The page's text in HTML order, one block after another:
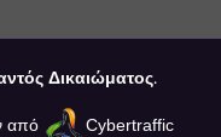
Δικαιώματος.
από Cybertraffic